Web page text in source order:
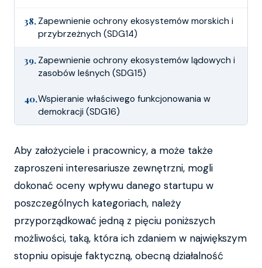
38. Zapewnienie ochrony ekosystemów morskich i
przybrzeżnych (SDG14)
39. Zapewnienie ochrony ekosystemów lądowych i
zasobów leśnych (SDG15)
40.Wspieranie właściwego funkcjonowania w
demokracji (SDG16)
Aby założyciele i pracownicy, a może także
zaproszeni interesariusze zewnętrzni, mogli
dokonać oceny wpływu danego startupu w
poszczególnych kategoriach, należy
przyporządkować jedną z pięciu poniższych
możliwości, taką, która ich zdaniem w największym
stopniu opisuje faktyczną, obecną działalność